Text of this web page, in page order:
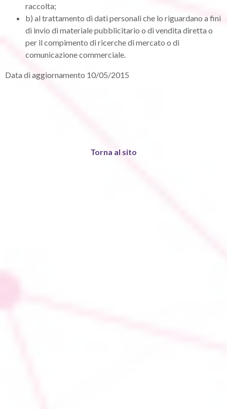
raccolta;
b) al trattamento di dati personali che lo riguardano a fini
di invio di materiale pubblicitario o di vendita diretta o
per il compimento di ricerche di mercato o di
comunicazione commerciale.
Data di aggiornamento 10/05/2015
Torna al sito